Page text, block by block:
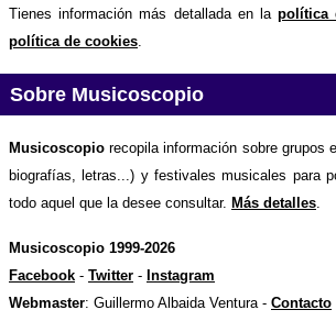
Tienes información más detallada en lapolítica
política de cookies
Sobre Musicoscopio
Musicoscopio recopila información sobre grupos
biografías, letras...) y festivales musicales para
todo aquel que la desee consultar. Más detalles.
Musicoscopio 1999-2026
Facebook - Twitter - Instagram
Webmaster: Guillermo Albaida Ventura - Contacto